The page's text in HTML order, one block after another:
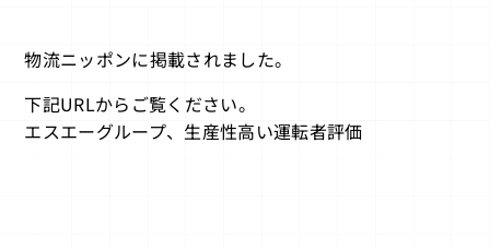
物流ニッポンに掲載されました。
下記URLからご覧ください。
エスエーグループ、生産性高い運転者評価